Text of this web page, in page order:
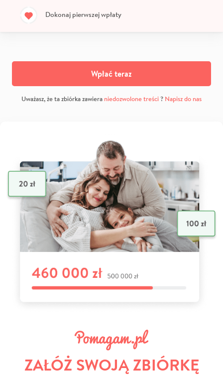
Dokonaj pierwszej wpłaty
Wpłać teraz
Uważasz, że ta zbiórka zawiera niedozwolone treści? Napisz do nas
ZAŁÓŻ SWOJĄ ZBIÓRKĘ